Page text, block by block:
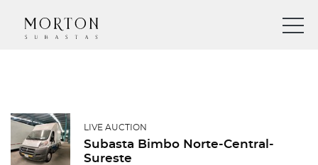
LIVE AUCTION
Subasta Bimbo Norte-Central-
Sureste